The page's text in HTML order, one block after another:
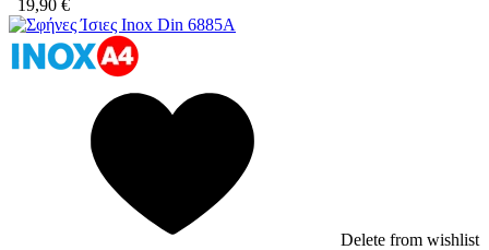
19,90 €
Delete from wishlist